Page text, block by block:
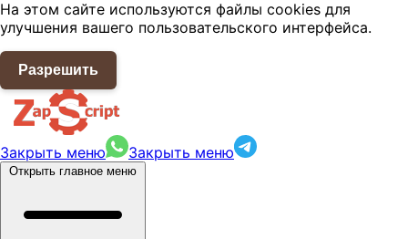
На этом сайте используются файлы cookies для
улучшения вашего пользовательского интерфейса.
Разрешить
Закрыть меню Закрыть меню
Открыть главное меню